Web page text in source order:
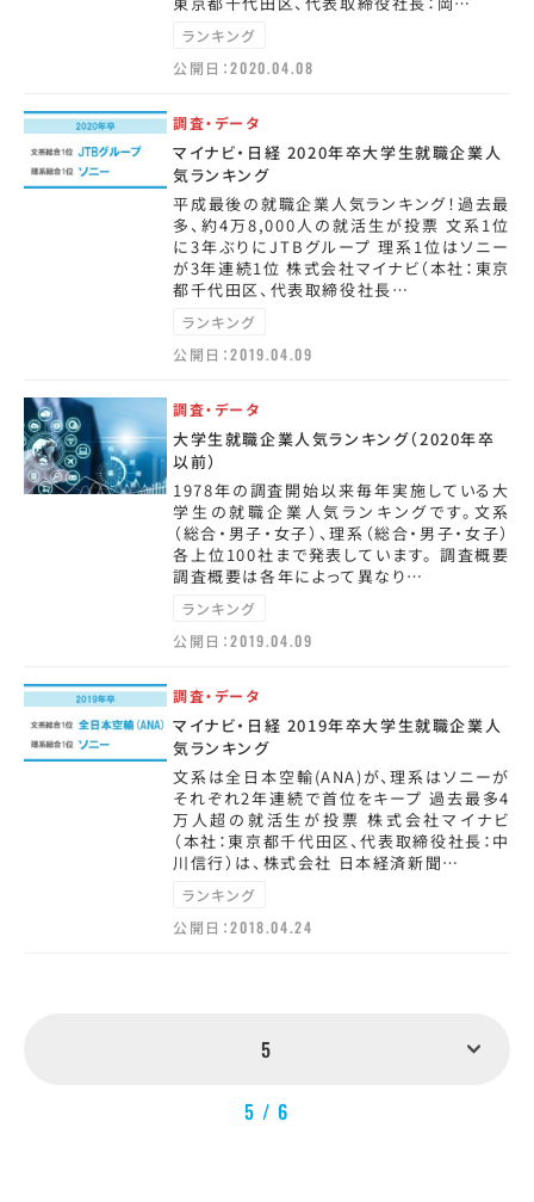
ランキング
公開日：2020.04.08
調査・データ
マイナビ・日経 2020年卒大学生就職企業人
気ランキング
平成最後の就職企業人気ランキング！過去最
多、約4万8,000人の就活生が投票 文系1位
に3年ぶりにJTBグループ 理系1位はソニー
が3年連続1位 株式会社マイナビ（本社：東京
都千代田区、代表取締役社長…
ランキング
公開日：2019.04.09
調査・データ
大学生就職企業人気ランキング（2020年卒
以前）
1978年の調査開始以来毎年実施している大
学生の就職企業人気ランキングです。文系
（総合・男子・女子）、理系（総合・男子・女子）
各上位100社まで発表しています。 調査概要
調査概要は各年によって異なり…
ランキング
公開日：2019.04.09
調査・データ
マイナビ・日経 2019年卒大学生就職企業人
気ランキング
文系は全日本空輸(ANA)が、理系はソニーが
それぞれ2年連続で首位をキープ 過去最多4
万人超の就活生が投票 株式会社マイナビ
（本社：東京都千代田区、代表取締役社長：中
川信行）は、株式会社 日本経済新聞…
ランキング
公開日：2018.04.24
5
5 / 6